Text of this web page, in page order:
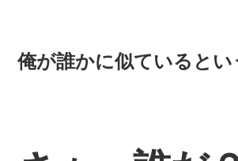
俺が誰かに似ているとい